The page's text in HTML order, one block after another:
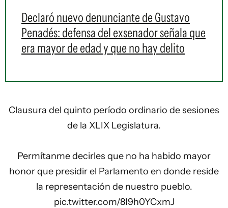
Declaró nuevo denunciante de Gustavo
Penadés: defensa del exsenador señala que
era mayor de edad y que no hay delito
Clausura del quinto período ordinario de sesiones
de la XLIX Legislatura.
Permítanme decirles que no ha habido mayor
honor que presidir el Parlamento en donde reside
la representación de nuestro pueblo.
pic.twitter.com/8I9h0YCxmJ